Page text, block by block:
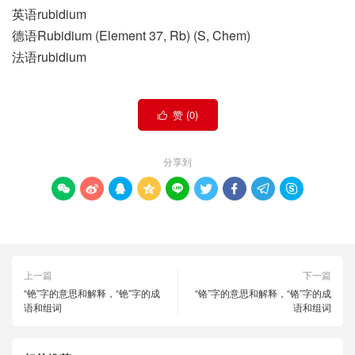
英语rubidium
德语Rubidium (Element 37, Rb)​ (S, Chem)
法语rubidium
 赞 (0)
分享到
        
上一篇
“铯”字的意思和解释，“铯”字的成
语和组词
下一篇
“铬”字的意思和解释，“铬”字的成
语和组词